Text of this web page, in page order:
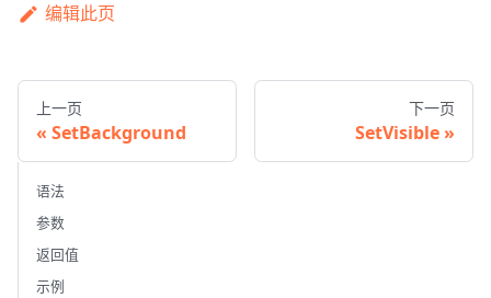
编辑此页
上一页
SetBackground
下一页
SetVisible
语法
参数
返回值
示例